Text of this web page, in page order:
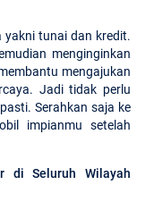
yakni tunai dan kredit.
menginginkan
mengajukan
Jadi tidak perlu
Serahkan saja ke
impianmu setelah
di Seluruh Wilayah